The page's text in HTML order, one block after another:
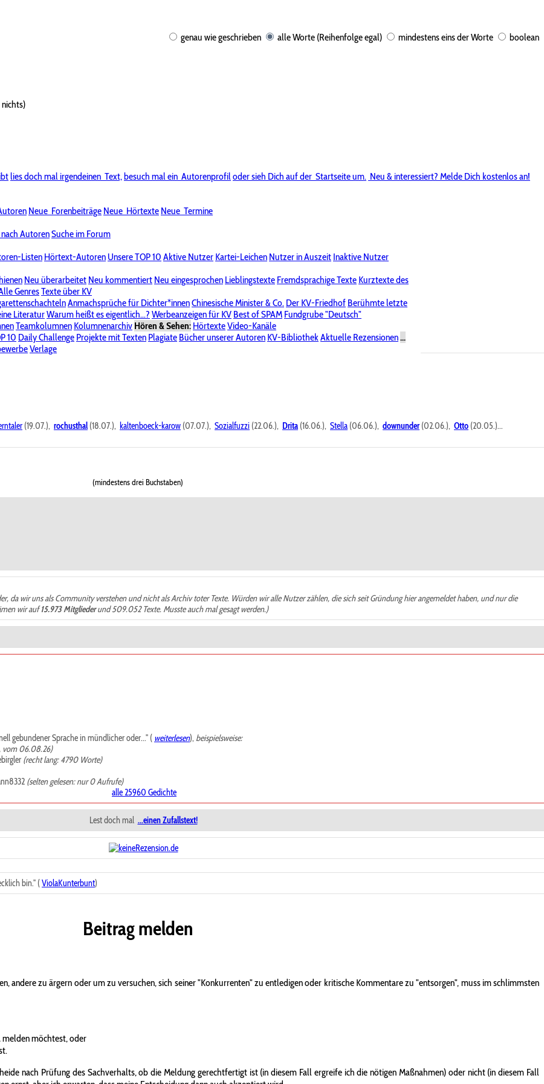
genau wie geschrieben alle Worte (Reihenfolge egal) mindestens eins der Worte boolean
nichts)
lies doch mal irgendeinen Text,besuch mal ein Autorenprofiloder sieh Dich auf der Startseite um. Neu & interessiert? Melde Dich kostenlos an!
Neue Forenbeiträge Neue Hörtexte Neue Termine
AutorenSuche im Forum
Listen Hörtext-Autoren Unsere TOP 10 Aktive Nutzer Kartei-Leichen Nutzer in Auszeit Inaktive Nutzer
Neu überarbeitet Neu kommentiert Neu eingesprochen Lieblingstexte Fremdsprachige Texte Kurztexte des
GenresTexte über KV
Anmachsprüche für Dichter*innenChinesische Minister & Co. Der KV-Friedhof Berühmte letzte
LiteraturWarum heißt es eigentlich...? Werbeanzeigen für KV Best of SPAM Fundgrube "Deutsch"
Teamkolumnen Kolumnenarchiv Hören & Sehen: HörtexteVideo-Kanäle
10 Daily Challenge Projekte mit Texten Plagiate Bücher unserer Autoren KV-BibliothekAktuelle Rezensionen...
Verlage
Board"Bereich "Literatur & Schreiberei"
Unsere SpenderlisteAlle Wege führen zu KVPasswort vergessen?
StalkingDatenschutzerklärungImpressum
(19.07.), rochusthal (18.07.), kaltenboeck-karow (07.07.), Sozialfuzzi (22.06.), Drita (16.06.), Stella (06.06.), downunder(02.06.), Otto (20.05.)...
(mindestens drei Buchstaben)
da wir uns als Community verstehen und nicht als Archiv toter Texte. Würden wir alle Nutzer zählen, die sich seit Gründung hier angemeldet haben, und nur die
wir auf15.973 Mitgliederund 509.052 Texte. Musste auch mal gesagt werden.)
gebundener Sprache in mündlicher oder..." ( weiterlesen),beispielsweise:
vom 06.08.26)
(recht lang: 4790 Worte)
(selten gelesen: nur 0 Aufrufe)
alle 25960 Gedichte
Lest doch mal ...einen Zufallstext!
bin." (ViolaKunterbunt)
Beitrag melden
andere zu ärgern oder um zu versuchen, sich seiner "Konkurrenten" zu entledigen oder kritische Kommentare zu "entsorgen", muss im schlimmsten
melden möchtest, oder
nach Prüfung des Sachverhalts, ob die Meldung gerechtfertigt ist (in diesem Fall ergreife ich die nötigen Maßnahmen) oder nicht (in diesem Fall